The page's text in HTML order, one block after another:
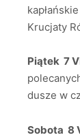
Krucjaty
Piątek 7
dusze w
Sobota 8